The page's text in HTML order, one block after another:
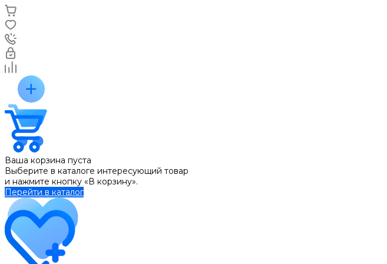
Ваша корзина пуста
Выберите в каталоге интересующий товар
и нажмите кнопку «В корзину».
Перейти в каталог